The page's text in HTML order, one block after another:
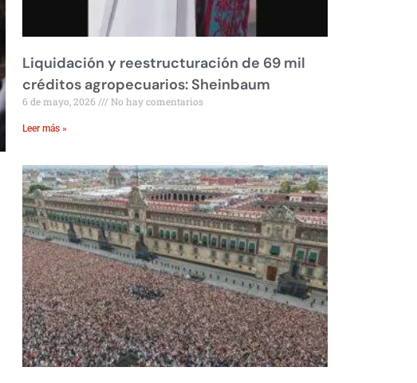
Liquidación y reestructuración de 69 mil
créditos agropecuarios: Sheinbaum
6 de mayo, 2026 No hay comentarios
Leer más »